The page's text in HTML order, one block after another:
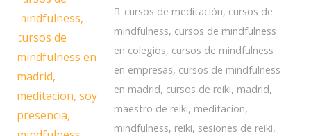
cursos de meditación, cursos de
mindfulness, cursos de mindfulness
en colegios, cursos de mindfulness
en empresas, cursos de mindfulness
en madrid, cursos de reiki, madrid,
maestro de reiki, meditacion,
mindfulness, reiki, sesiones de reiki,